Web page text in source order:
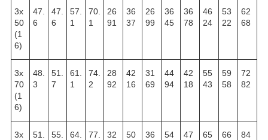
3х
50
(1
6)
47.
6
47.
6
57.
1
70.
1
26
91
36
37
26
99
36
45
36
78
46
24
53
22
62
68
3х
70
(1
6)
48.
3
51.
7
61.
1
74.
2
28
92
42
16
31
69
44
94
42
18
55
43
59
58
72
82
3х
51.
55.
64.
77.
32
50
36
54
47
65
66
84